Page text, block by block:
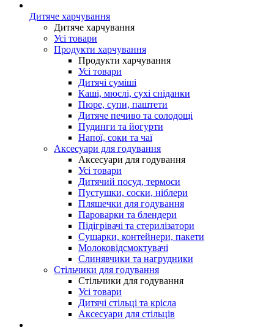
Дитяче харчування
Дитяче харчування
Усі товари
Продукти харчування
Продукти харчування
Усі товари
Дитячі суміші
Каші, мюслі, сухі сніданки
Пюре, супи, паштети
Дитяче печиво та солодощі
Пудинги та йогурти
Напої, соки та чаї
Аксесуари для годування
Аксесуари для годування
Усі товари
Дитячий посуд, термоси
Пустушки, соски, ніблери
Пляшечки для годування
Пароварки та блендери
Підігрівачі та стерилізатори
Сушарки, контейнери, пакети
Молоковідсмоктувачі
Слинявчики та нагрудники
Стільчики для годування
Стільчики для годування
Усі товари
Дитячі стільці та крісла
Аксесуари для стільців